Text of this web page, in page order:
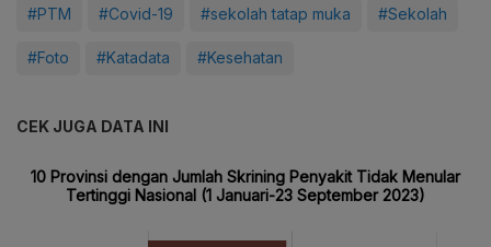
#PTM #Covid-19 #sekolah tatap muka #Sekolah
#Foto #Katadata #Kesehatan
CEK JUGA DATA INI